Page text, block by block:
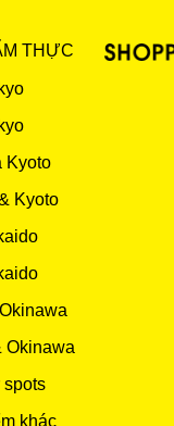
THỰC
Kyoto
Kyoto
Okinawa
spots
khác